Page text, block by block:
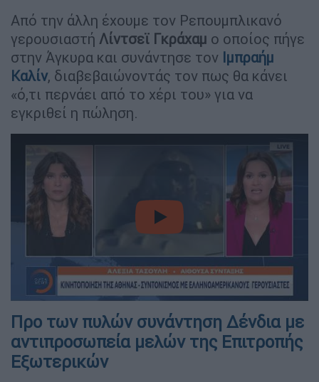
Από την άλλη έχουμε τον Ρεπουμπλικανό
γερουσιαστή Λίντσεϊ Γκράχαμ ο οποίος πήγε
στην Άγκυρα και συνάντησε τον Ιμπραήμ
Καλίν, διαβεβαιώνοντάς τον πως θα κάνει
«ό,τι περνάει από το χέρι του» για να
εγκριθεί η πώληση.
video
Προ των πυλών συνάντηση Δένδια με
αντιπροσωπεία μελών της Επιτροπής
Εξωτερικών